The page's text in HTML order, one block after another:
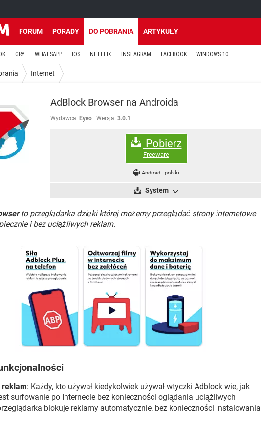
FORUM PORADY DO POBRANIA ARTYKUŁY
GRY WHATSAPP IOS NETFLIX INSTAGRAM FACEBOOK WINDOWS 10
Internet
AdBlock Browser na Androida
Wydawca: Eyeo Wersja: 3.0.1
Pobierz
Freeware
Android - polski
System
to przeglądarka dzięki której możemy przeglądać strony internetowe
i bez uciążliwych reklam.
reklam: Każdy, kto używał kiedykolwiek używał wtyczki Adblock wie, jak
surfowanie po Internecie bez konieczności oglądania uciążliwych
blokuje reklamy automatycznie, bez konieczności instalowania